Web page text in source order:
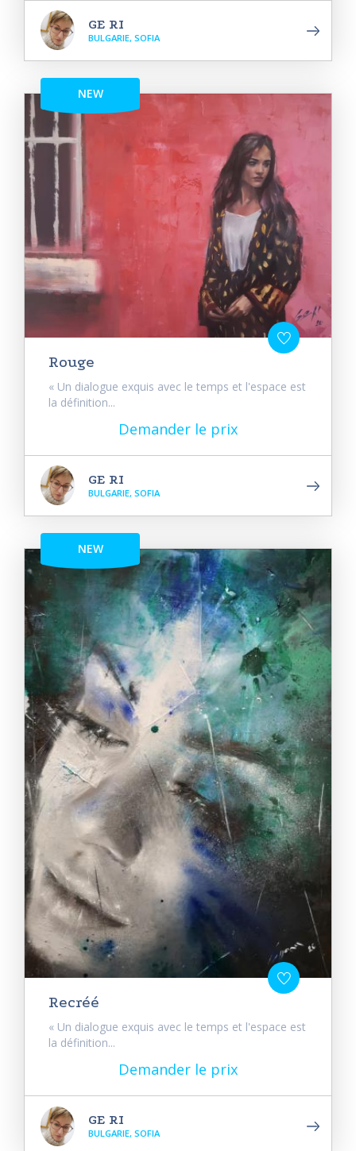
GE RI
BULGARIE, SOFIA
NEW
Rouge
« Un dialogue exquis avec le temps et l'espace est
la définition...
Demander le prix
GE RI
BULGARIE, SOFIA
NEW
Recréé
« Un dialogue exquis avec le temps et l'espace est
la définition...
Demander le prix
GE RI
BULGARIE, SOFIA